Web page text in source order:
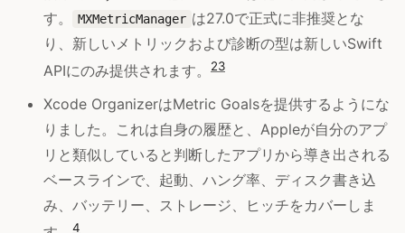
す。
MXMetricManager は27.0で正式に非推奨とな
り、新しいメトリックおよび診断の型は新しいSwift
APIにのみ提供されます。
23
Xcode OrganizerはMetric Goalsを提供するようにな
りました。これは自身の履歴と、Appleが自分のアプ
リと類似していると判断したアプリから導き出される
ベースラインで、起動、ハング率、ディスク書き込
み、バッテリー、ストレージ、ヒッチをカバーしま
4